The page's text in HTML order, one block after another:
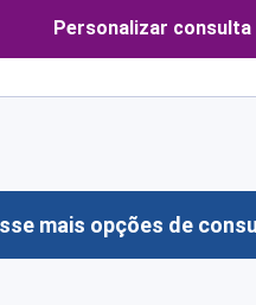
Personalizar consulta
mais opções de